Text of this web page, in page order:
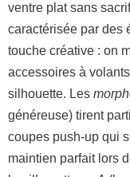
ventre plat sans
caractérisée par des
touche créative : on
accessoires à
silhouette. Les
généreuse) tirent
coupes push-up qui
maintien parfait lors